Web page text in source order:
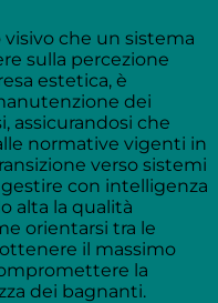
che un sistema
sulla percezione
estetica, è
dei
assicurandosi che
normative vigenti in
verso sistemi
con intelligenza
alta la qualità
orientarsi tra le
il massimo
la
dei bagnanti.